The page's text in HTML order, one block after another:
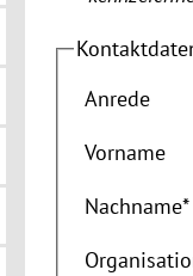
Anrede
Vorname
Nachname*